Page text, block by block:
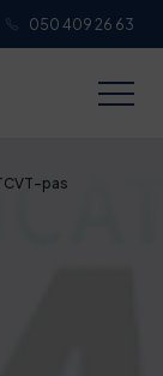
050 409 26 63
pas